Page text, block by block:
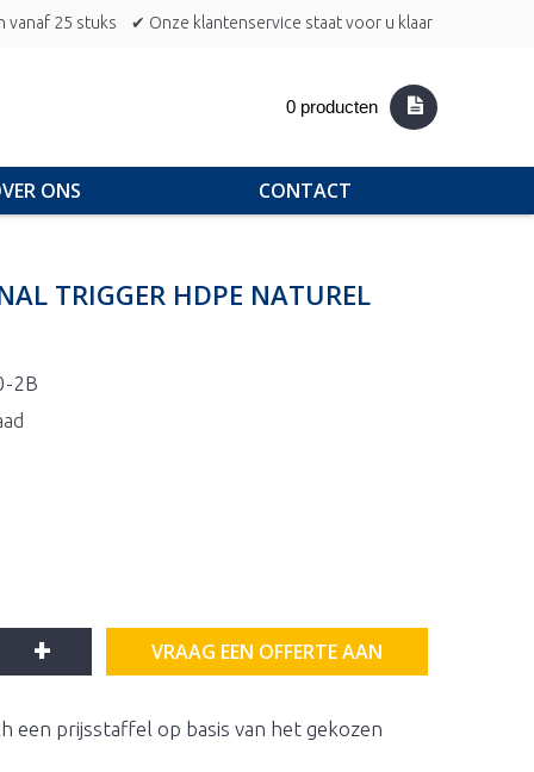
vanaf 25 stuks ✔ Onze klantenservice staat voor u klaar
0 producten
ONS CONTACT
TRIGGER HDPE NATUREL
2B
+ VRAAG EEN OFFERTE AAN
een prijsstaffel op basis van het gekozen